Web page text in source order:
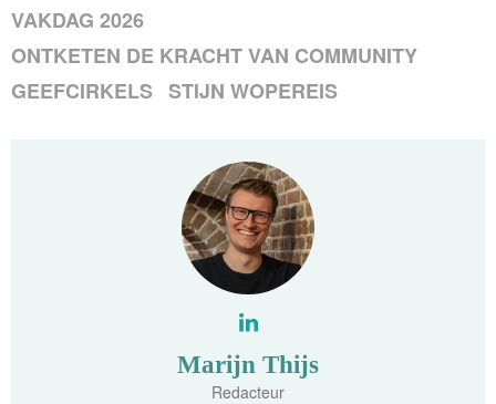
VAKDAG 2026
ONTKETEN DE KRACHT VAN COMMUNITY
GEEFCIRKELS STIJN WOPEREIS
Marijn Thijs
Redacteur